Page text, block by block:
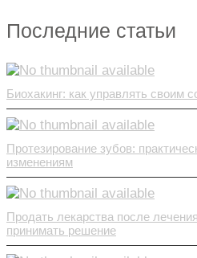
Последние статьи
Биохакинг: как управлять своим
Протезирование зубов:
изменениям
Продать лекарства после
принимать решение